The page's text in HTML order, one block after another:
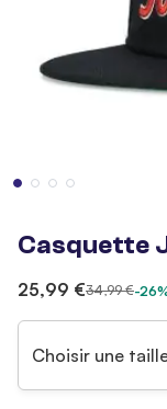
Casquette
25,99 €34,99 €-
Choisir une